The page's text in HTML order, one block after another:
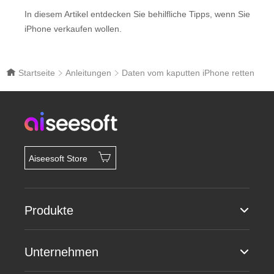
In diesem Artikel entdecken Sie behilfliche Tipps, wenn Sie
iPhone verkaufen wollen.
Startseite Anleitungen Daten vom kaputten iPhone retten
Aiseesoft Store
Produkte
Unternehmen